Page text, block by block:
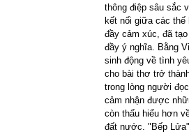
thông điệp sâu sắc
kết nối giữa các
đầy cảm xúc, đã
đầy ý nghĩa. Bằng
sinh động về tình
cho bài thơ trở
trong lòng người
cảm nhận được
còn thấu hiểu hơn
đất nước. "Bếp